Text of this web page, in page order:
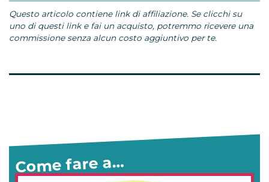
Questo articolo contiene link di affiliazione. Se clicchi su
uno di questi link e fai un acquisto, potremmo ricevere una
commissione senza alcun costo aggiuntivo per te.
Come fare a…